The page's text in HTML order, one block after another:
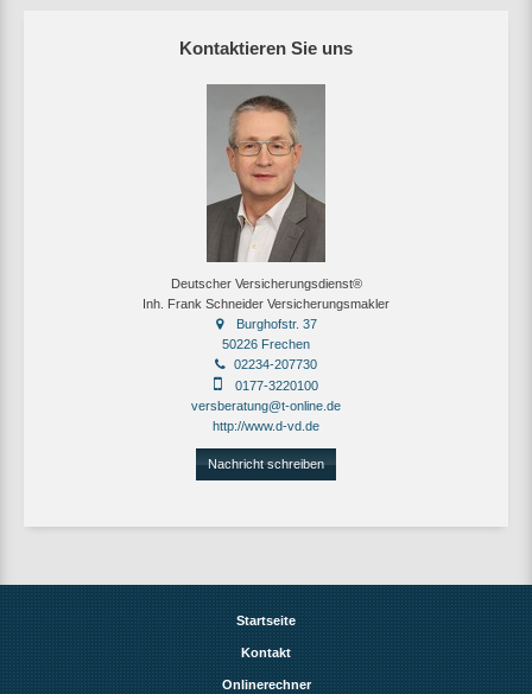
Kontaktieren Sie uns
Deutscher Versicherungsdienst®
Inh. Frank Schneider Versicherungsmakler
Burghofstr. 37
50226 Frechen
02234-207730
0177-3220100
versberatung@t-online.de
http://www.d-vd.de
Nachricht schreiben
Startseite
Kontakt
Onlinerechner